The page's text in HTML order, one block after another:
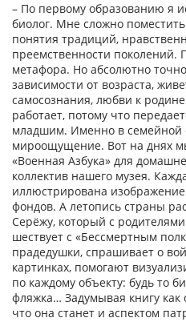
– По первому образованию я
биолог. Мне сложно
понятия традиций,
преемственности поколений.
метафора. Но абсолютно
зависимости от возраста,
самосознания, любви к
работает, потому что
младшим. Именно в семейной
мироощущение. Вот на днях
«Военная Азбука» для
коллектив нашего музея.
иллюстрирована
фондов. А летопись страны
Серёжу, который с
шествует с «Бессмертным
прадедушки, спрашивает о
картинках, помогают
по каждому объекту: будь то
фляжка… Задумывая книгу
что она станет и аспектом